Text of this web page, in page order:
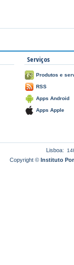
Serviços
Produtos e
RSS
Apps Android
Apps Apple
Lisboa:
Copyright ©Instituto